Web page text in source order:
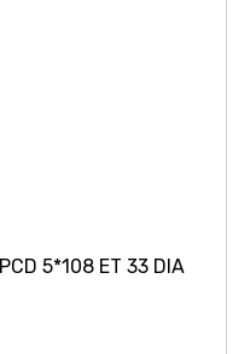
5*108 ET 33 DIA